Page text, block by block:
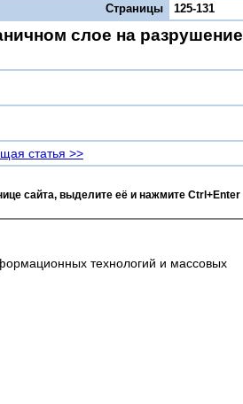
Страницы
125-131
слое на разрушение
статья >>
сайта, выделите её и нажмите Ctrl+Enter
технологий и массовых